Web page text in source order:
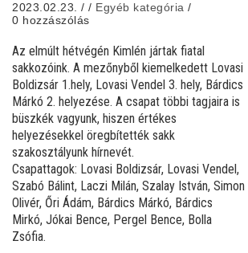
2023.02.23. / / Egyéb kategória /
0 hozzászólás
Az elmúlt hétvégén Kimlén jártak fiatal
sakkozóink. A mezőnyből kiemelkedett Lovasi
Boldizsár 1.hely, Lovasi Vendel 3. hely, Bárdics
Márkó 2. helyezése. A csapat többi tagjaira is
büszkék vagyunk, hiszen értékes
helyezésekkel öregbítették sakk
szakosztályunk hírnevét.
Csapattagok: Lovasi Boldizsár, Lovasi Vendel,
Szabó Bálint, Laczi Milán, Szalay István, Simon
Olivér, Őri Ádám, Bárdics Márkó, Bárdics
Mirkó, Jókai Bence, Pergel Bence, Bolla
Zsófia.